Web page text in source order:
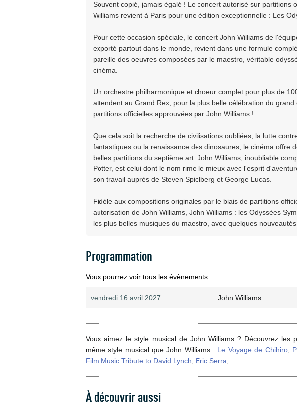
Souvent copié, jamais égalé ! Le concert autorisé sur partitions
Williams revient à Paris pour une édition exceptionnelle : Les
Pour cette occasion spéciale, le concert John Williams de
exporté partout dans le monde, revient dans une formule
pareille des oeuvres composées par le maestro, véritable
cinéma.
Un orchestre philharmonique et choeur complet pour plus de
attendent au Grand Rex, pour la plus belle célébration du
partitions officielles approuvées par John Williams !
Que cela soit la recherche de civilisations oubliées, la lutte
fantastiques ou la renaissance des dinosaures, le cinéma offre
belles partitions du septième art. John Williams, inoubliable
Potter, est celui dont le nom rime le mieux avec l'esprit
son travail auprès de Steven Spielberg et George Lucas.
Fidèle aux compositions originales par le biais de partitions
autorisation de John Williams, John Williams : les Odyssées
les plus belles musiques du maestro, avec quelques
Programmation
Vous pourrez voir tous les évènements
vendredi 16 avril 2027 John Williams
Vous aimez le style musical de John Williams ? Découvrez les
même style musical que John Williams : Le Voyage de Chihiro,
Film Music Tribute to David Lynch
Eric Serra
À découvrir aussi